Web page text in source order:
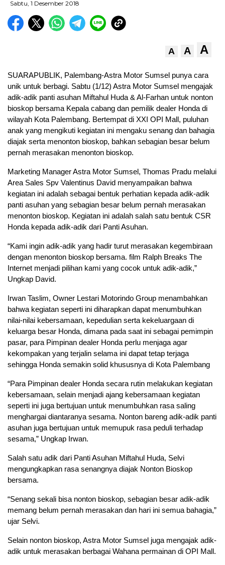
Sabtu, 1 Desember 2018
A A A
SUARAPUBLIK, Palembang-Astra Motor Sumsel punya cara
unik untuk berbagi. Sabtu (1/12) Astra Motor Sumsel mengajak
adik-adik panti asuhan Miftahul Huda & Al-Farhan untuk nonton
bioskop bersama Kepala cabang dan pemilik dealer Honda di
wilayah Kota Palembang. Bertempat di XXI OPI Mall, puluhan
anak yang mengikuti kegiatan ini mengaku senang dan bahagia
diajak serta menonton bioskop, bahkan sebagian besar belum
pernah merasakan menonton bioskop.
Marketing Manager Astra Motor Sumsel, Thomas Pradu melalui
Area Sales Spv Valentinus David menyampaikan bahwa
kegiatan ini adalah sebagai bentuk perhatian kepada adik-adik
panti asuhan yang sebagian besar belum pernah merasakan
menonton bioskop. Kegiatan ini adalah salah satu bentuk CSR
Honda kepada adik-adik dari Panti Asuhan.
“Kami ingin adik-adik yang hadir turut merasakan kegembiraan
dengan menonton bioskop bersama. film Ralph Breaks The
Internet menjadi pilihan kami yang cocok untuk adik-adik,”
Ungkap David.
Irwan Taslim, Owner Lestari Motorindo Group menambahkan
bahwa kegiatan seperti ini diharapkan dapat menumbuhkan
nilai-nilai kebersamaan, kepedulian serta kekeluargaan di
keluarga besar Honda, dimana pada saat ini sebagai pemimpin
pasar, para Pimpinan dealer Honda perlu menjaga agar
kekompakan yang terjalin selama ini dapat tetap terjaga
sehingga Honda semakin solid khususnya di Kota Palembang
“Para Pimpinan dealer Honda secara rutin melakukan kegiatan
kebersamaan, selain menjadi ajang kebersamaan kegiatan
seperti ini juga bertujuan untuk menumbuhkan rasa saling
menghargai diantaranya sesama. Nonton bareng adik-adik panti
asuhan juga bertujuan untuk memupuk rasa peduli terhadap
sesama,” Ungkap Irwan.
Salah satu adik dari Panti Asuhan Miftahul Huda, Selvi
mengungkapkan rasa senangnya diajak Nonton Bioskop
bersama.
“Senang sekali bisa nonton bioskop, sebagian besar adik-adik
memang belum pernah merasakan dan hari ini semua bahagia,”
ujar Selvi.
Selain nonton bioskop, Astra Motor Sumsel juga mengajak adik-
adik untuk merasakan berbagai Wahana permainan di OPI Mall.